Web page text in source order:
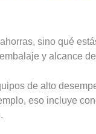
sino qué
y alcance
de alto
eso incluye